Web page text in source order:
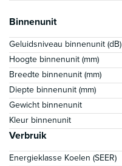
Binnenunit
Geluidsniveau binnenunit (dB)
Hoogte binnenunit (mm)
Breedte binnenunit (mm)
Diepte binnenunit (mm)
Gewicht binnenunit
Kleur binnenunit
Verbruik
Energieklasse Koelen (SEER)